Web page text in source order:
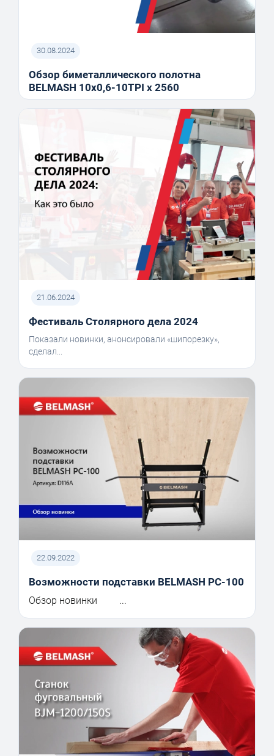
30.08.2024
Обзор биметаллического полотна
BELMASH 10x0,6-10TPI x 2560
21.06.2024
Фестиваль Столярного дела 2024
Показали новинки, анонсировали «шипорезку»,
сделал...
22.09.2022
Возможности подставки BELMASH PC-100
Обзор новинки ...